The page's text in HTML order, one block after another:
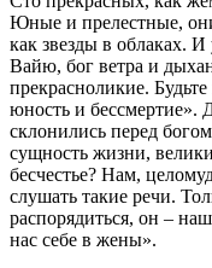
Юные и прелестные,
как звезды в облаках.
Вайю, бог ветра и
прекрасноликие.
юность и бессмертие».
склонились перед
сущность жизни,
бесчестье? Нам,
слушать такие речи.
распорядиться, он –
нас себе в жены».